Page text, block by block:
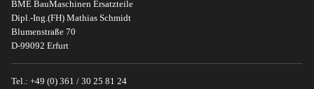
BME BauMaschinen Ersatzteile
Dipl.-Ing.(FH) Mathias Schmidt
Blumenstraße 70
D-99092 Erfurt
Tel.: +49 (0) 361 / 30 25 81 24